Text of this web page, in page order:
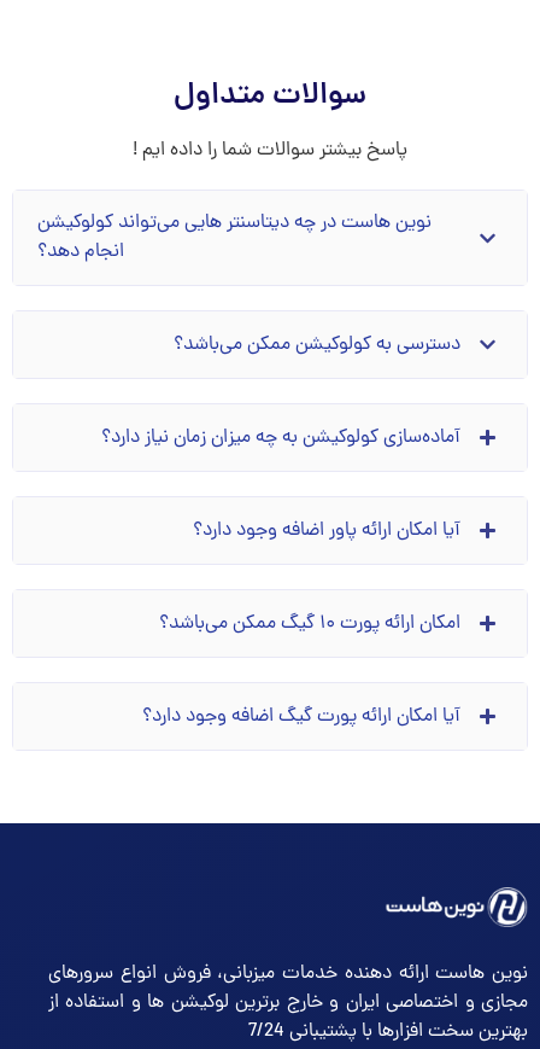
سوالات متداول
پاسخ بیشتر سوالات شما را داده ایم !
نوین هاست در چه دیتاسنتر هایی می‌تواند کولوکیشن
انجام دهد؟
دسترسی به کولوکیشن ممکن می‌باشد؟
آما‌ده‌سازی کولوکیشن به چه میزان زمان نیاز دارد؟
آیا امکان ارائه پاور اضافه وجود دارد؟
امکان ارائه پورت ۱۰ گیگ ممکن می‌باشد؟
آیا امکان ارائه پورت گیگ اضافه وجود دارد؟
نوین هاست ارائه دهنده خدمات میزبانی، فروش انواع سرورهای
مجازی و اختصاصی ایران و خارج برترین لوکیشن ها و استفاده از
بهترین سخت افزارها با پشتیبانی 7/24